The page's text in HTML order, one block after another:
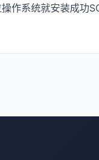
作系统就安装成功